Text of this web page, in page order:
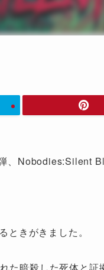
、Nobodies:Silent
きがきました。